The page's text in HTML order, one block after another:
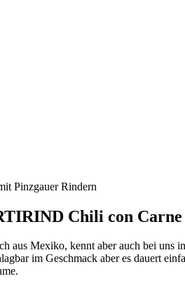
Pinzgauer Rindern
Chili con Carne
aus Mexiko, kennt aber auch bei uns
im Geschmack aber es dauert